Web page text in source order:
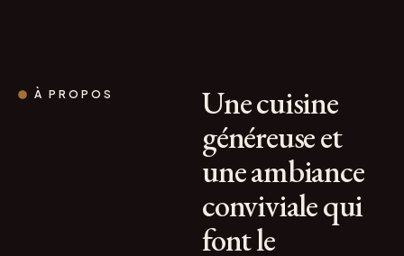
À PROPOS
Une cuisine
généreuse et
une ambiance
conviviale qui
font le